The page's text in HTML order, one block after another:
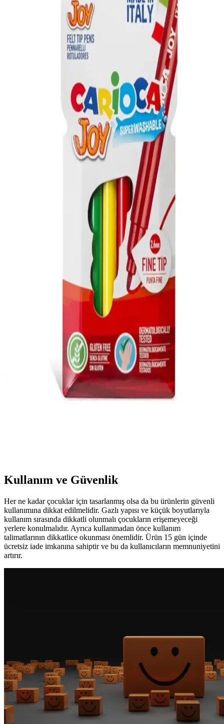
Midilife Lifebed Cotton Yaylı Yatak, doğal malzeme, çift taraflı
kullanım ve ergonomik tasarımıyla çocuklar ve bebekler için ideal,
uzun ömürlü ve hijyenik uyku ortamı sunar.
Mor Lila Beyaz Doğum Günü Balon Zincir Seti
Renkli ve Şık Parti Dekorasyonu İçin Uygun
Renkli ve dayanıklı balonlardan oluşan bu set, doğum günü
kutlamalarına şıklık ve canlılık katar, kolay kurulumu ile partilerinizi
Parti Dolabı 6 Adet 14'' Safari Folyo Balon Hayvan
Seti Renkli ve Eğlenceli Dekorasyon Ürünü
14 inçlik hayvan figürlü folyo balonlar, doğa ve hayvan temalı
etkinliklerde canlılık ve eğlence katmak için ideal, dayanıklı ve
kolay şişirilebilir, renkli dekorasyon ürünü.
Neobebek Stick4ever Forest: Çocuklar İçin Yaratıcı
ve Eğlenceli Sticker Seti
Neobebek Stick4ever Forest, çocuklara doğa temalı yaratıcı sticker
deneyimi sunar. Eğlenceli ve sanatsal aktivitelerle çocukların hayal
gücünü destekler, el becerilerini geliştirir.
Minika Çocuk Özel Seri 5 ve Turkuvaz Minika Go
Dergileri Karşılaştırması
Minika Çocuk Özel Seri 5 ve Turkuvaz Minika Go, çocukların
eğlenerek öğrenmesini sağlayan popüler dergiler. Türkçe ve Azerice
içeriklerle, farklı yaş gruplarına hitap eden bu ürünler, ebeveynlere
uygun seçim yapma imkanı sunar.
Çocuklar İçin Ergonomik ve Dayanıklı Çalışma
Masası Seçenekleri
Çocukların gelişimine uygun, ergonomik ve dayanıklı tasarıma sahip
renkli çalışma masaları, kolay temizlenebilir yüzeyleri ve güvenli
yapılarıyla ebeveynlerin tercihine sunuluyor.
Genel Markalar Çocuk Carioca Joy Süper
Yıkanabilir Keçeli Boya Kalemi 6'lı Ürün Tanıtımı
Kullanım ve Güvenlik
Her ne kadar çocuklar için tasarlanmış olsa da bu ürünlerin güvenli
kullanımına dikkat edilmelidir. Gazlı yapısı ve küçük boyutlarıyla
kullanım sırasında dikkatli olunmalı çocukların erişemeyeceği
yerlere konulmalıdır. Ayrıca kullanmadan önce kullanım
talimatlarının dikkatlice okunması önemlidir. Ürün 15 gün içinde
ücretsiz iade imkanına sahiptir ve bu da kullanıcıların memnuniyetini
artırır.